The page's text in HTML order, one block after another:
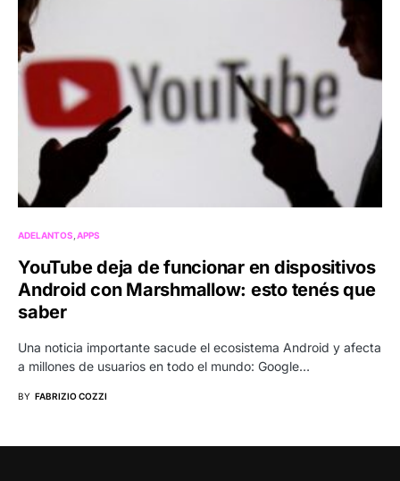
ADELANTOS APPS
YouTube deja de funcionar en dispositivos
Android con Marshmallow: esto tenés que
saber
Una noticia importante sacude el ecosistema Android y afecta
a millones de usuarios en todo el mundo: Google…
BY FABRIZIO COZZI